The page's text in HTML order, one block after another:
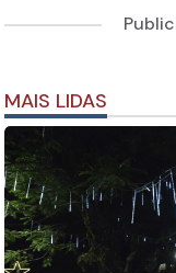
MAIS LIDAS